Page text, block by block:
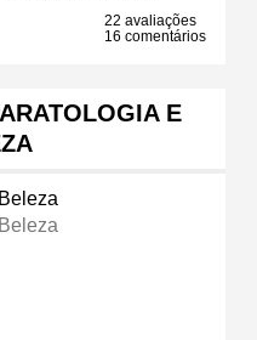
22 avaliações
16 comentários
E